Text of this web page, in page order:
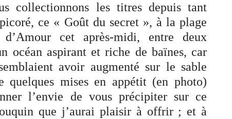
collectionnons les titres depuis tant
picoré, ce « Goût du secret », à la plage
cet après-midi, entre deux
océan aspirant et riche de baïnes, car
avoir augmenté sur le sable
quelques mises en appétit (en photo)
l’envie de vous précipiter sur ce
que j’aurai plaisir à offrir ; et à